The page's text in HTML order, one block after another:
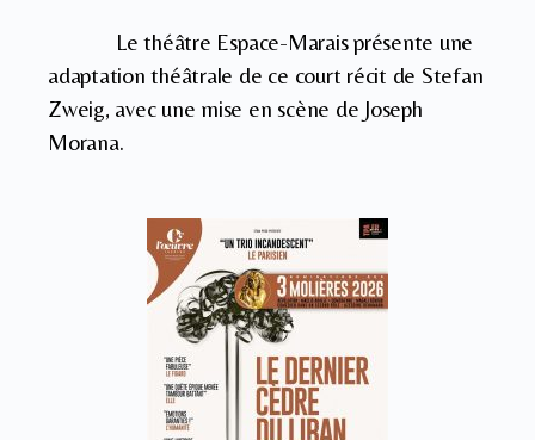
Le théâtre Espace-Marais présente une
adaptation théâtrale de ce court récit de Stefan
Zweig, avec une mise en scène de Joseph
Morana.